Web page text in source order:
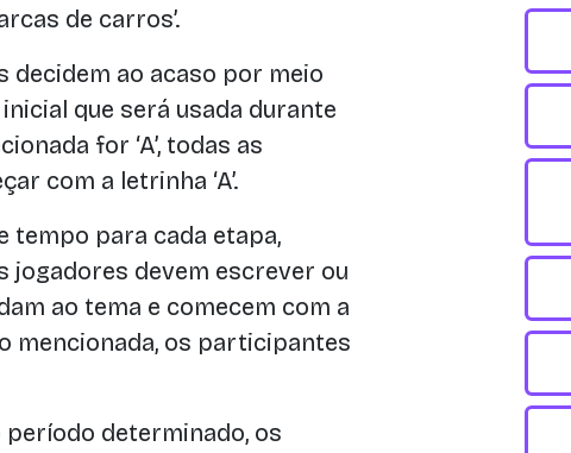
de carros’.
decidem ao acaso por meio
que será usada durante
for ‘A’, todas as
com a letrinha ‘A’.
tempo para cada etapa,
jogadores devem escrever ou
ao tema e comecem com a
mencionada, os participantes
período determinado, os